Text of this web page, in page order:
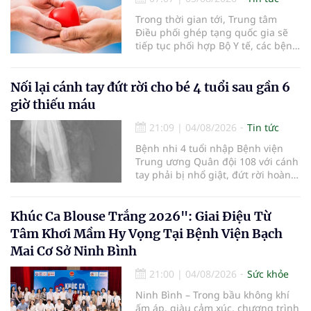
Trong thời gian tới, Trung tâm
Điều phối ghép tạng quốc gia sẽ
tiếp tục phối hợp Bộ Y tế, các bệnh
cường truyền thông, hoàn thiện
quy trình chuyên môn và hệ thống
hiến và ghép mô tạng.
Nối lại cánh tay đứt rời cho bé 4 tuổi sau gần 6
giờ thiếu máu
21:09 | 04/08/2026
Tin tức
Bệnh nhi 4 tuổi nhập Bệnh viện
Trung ương Quân đội 108 với cánh
tay phải bị nhổ giật, đứt rời hoàn
thương nặng và thời gian thiếu
máu kéo dài, các bác sĩ đã tái lập
tuần hoàn thành công sau ca vi
phẫu kéo dài 3 giờ.
Khúc Ca Blouse Trắng 2026": Giai Điệu Từ
Tâm Khơi Mầm Hy Vọng Tại Bệnh Viện Bạch
Mai Cơ Sở Ninh Bình
21:00 | 04/08/2026
Sức khỏe
Ninh Bình – Trong bầu không khí
ấm áp, giàu cảm xúc, chương trình